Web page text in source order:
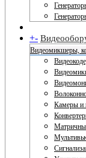
+-
Видеомикшеры,
Камеры и